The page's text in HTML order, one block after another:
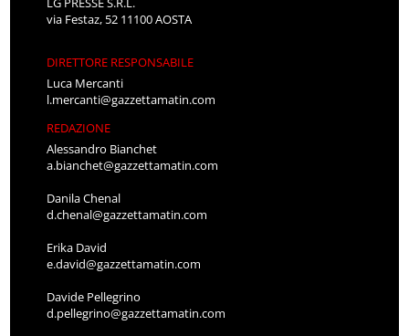
via Festaz, 52 11100 AOSTA
DIRETTORE RESPONSABILE
Luca Mercanti
l.mercanti@gazzettamatin.com
REDAZIONE
Alessandro Bianchet
a.bianchet@gazzettamatin.com
Danila Chenal
d.chenal@gazzettamatin.com
Erika David
e.david@gazzettamatin.com
Davide Pellegrino
d.pellegrino@gazzettamatin.com